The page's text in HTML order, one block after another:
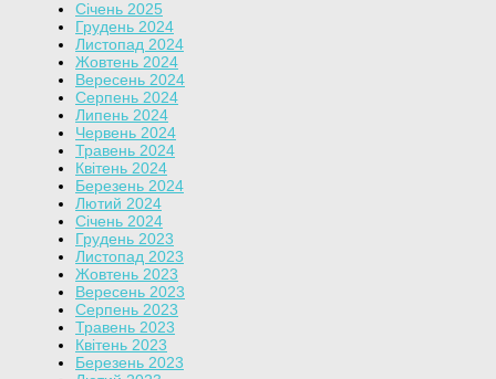
Січень 2025
Грудень 2024
Листопад 2024
Жовтень 2024
Вересень 2024
Серпень 2024
Липень 2024
Червень 2024
Травень 2024
Квітень 2024
Березень 2024
Лютий 2024
Січень 2024
Грудень 2023
Листопад 2023
Жовтень 2023
Вересень 2023
Серпень 2023
Травень 2023
Квітень 2023
Березень 2023